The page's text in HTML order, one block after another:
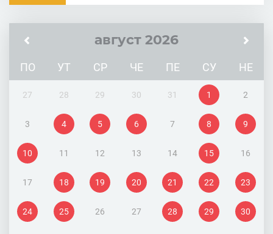
август 2026
ПО УТ СР ЧЕ ПЕ СУ НЕ
27 28 29 30 31 1 2
3 4 5 6 7 8 9
10 11 12 13 14 15 16
17 18 19 20 21 22 23
24 25 26 27 28 29 30